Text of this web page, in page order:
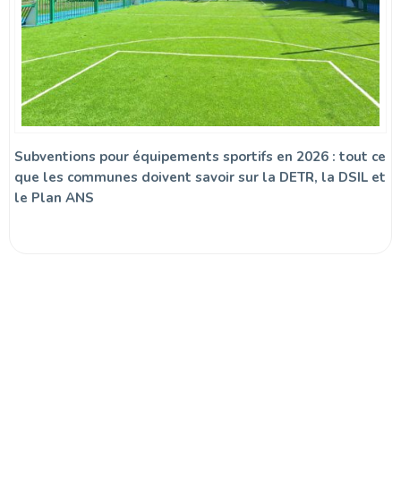
Subventions pour équipements sportifs en 2026 : tout ce
que les communes doivent savoir sur la DETR, la DSIL et
le Plan ANS